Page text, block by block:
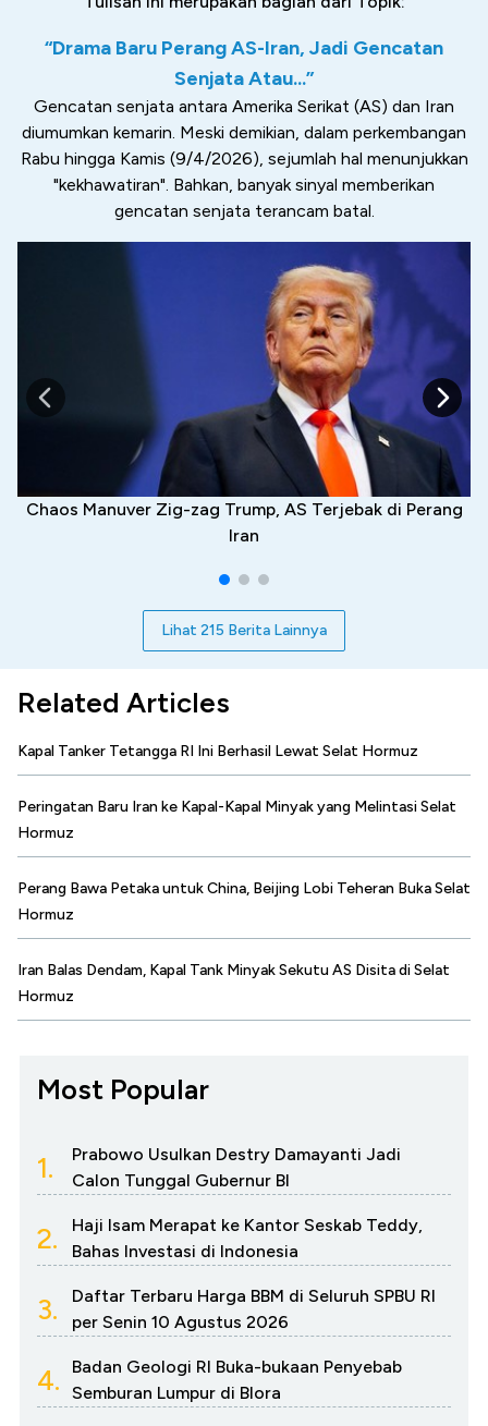
“Drama Baru Perang AS-Iran, Jadi Gencatan
Senjata Atau...”
Gencatan senjata antara Amerika Serikat (AS) dan Iran
diumumkan kemarin. Meski demikian, dalam perkembangan
Rabu hingga Kamis (9/4/2026), sejumlah hal menunjukkan
"kekhawatiran". Bahkan, banyak sinyal memberikan
gencatan senjata terancam batal.
Chaos Manuver Zig-zag Trump, AS Terjebak di Perang
Iran
Lihat 215 Berita Lainnya
Related Articles
Kapal Tanker Tetangga RI Ini Berhasil Lewat Selat Hormuz
Peringatan Baru Iran ke Kapal-Kapal Minyak yang Melintasi Selat
Hormuz
Perang Bawa Petaka untuk China, Beijing Lobi Teheran Buka Selat
Hormuz
Iran Balas Dendam, Kapal Tank Minyak Sekutu AS Disita di Selat
Hormuz
Most Popular
1.
Prabowo Usulkan Destry Damayanti Jadi
Calon Tunggal Gubernur BI
2.
Haji Isam Merapat ke Kantor Seskab Teddy,
Bahas Investasi di Indonesia
3.
Daftar Terbaru Harga BBM di Seluruh SPBU RI
per Senin 10 Agustus 2026
4.
Badan Geologi RI Buka-bukaan Penyebab
Semburan Lumpur di Blora